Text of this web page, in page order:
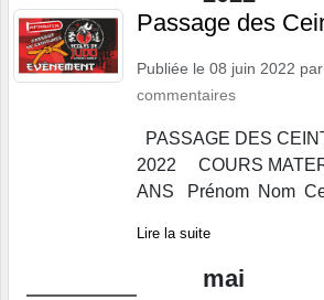
Passage des
Publiée le 08 juin 2022 par
commentaires
PASSAGE DES
2022 COURS
ANS Prénom Nom
Lire la suite
mai